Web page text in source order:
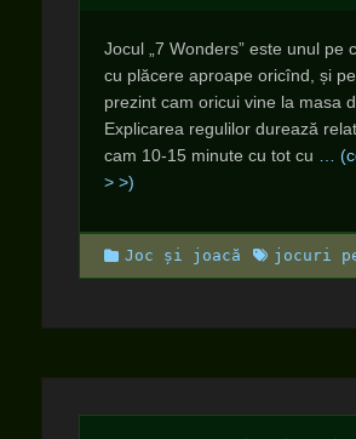
Jocul „7 Wonders” este unul pe
cu plăcere aproape oricînd, și
prezint cam oricui vine la masa
Explicarea regulilor durează
cam 10-15 minute cu tot cu
…
> >)
Categories
Joc și joacă Tagsjocuri